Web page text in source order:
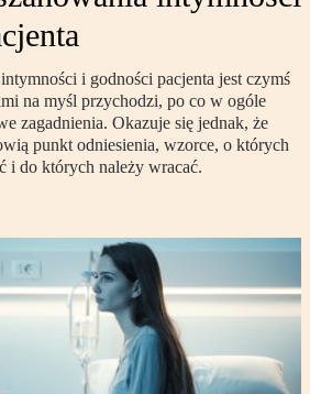
i godności pacjenta jest czymś
na myśl przychodzi, po co w ogóle
zagadnienia. Okazuje się jednak, że
punkt odniesienia, wzorce, o których
i do których należy wracać.